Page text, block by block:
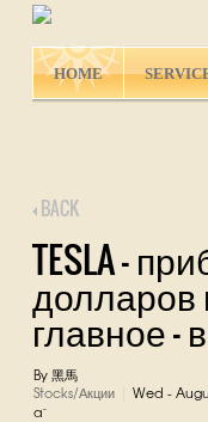
HOME
BACK
TESLA -
долларов
главное -
By 黑馬
Stocks/Акции
Wed -
a-